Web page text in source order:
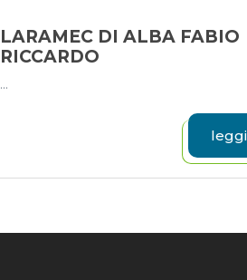
LARAMEC DI ALBA FABIO
RICCARDO
...
leggi